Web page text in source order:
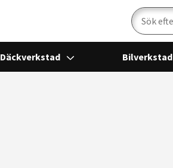
Däckverkstad Bilverkstad